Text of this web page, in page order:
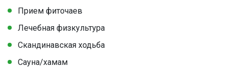
Прием фиточаев
Лечебная физкультура
Скандинавская ходьба
Сауна/хамам